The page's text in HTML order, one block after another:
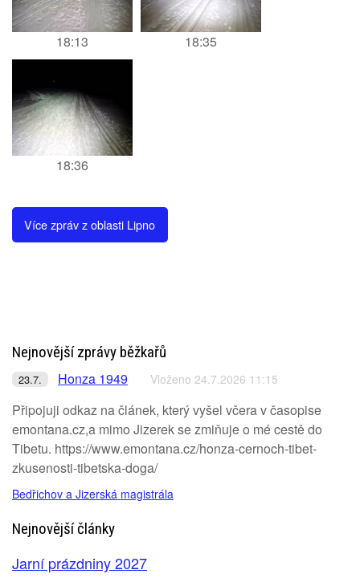
18:13 18:35
18:36
Více zpráv z oblasti Lipno
Nejnovější zprávy běžkařů
23.7. Honza 1949 Vloženo 24.7.2026 11:15
Připojuji odkaz na článek, který vyšel včera v časopise
emontana.cz,a mimo Jizerek se zmiňuje o mé cestě do
Tibetu. https://www.emontana.cz/honza-cernoch-tibet-
zkusenosti-tibetska-doga/
Bedřichov a Jizerská magistrála
Nejnovější články
Jarní prázdniny 2027